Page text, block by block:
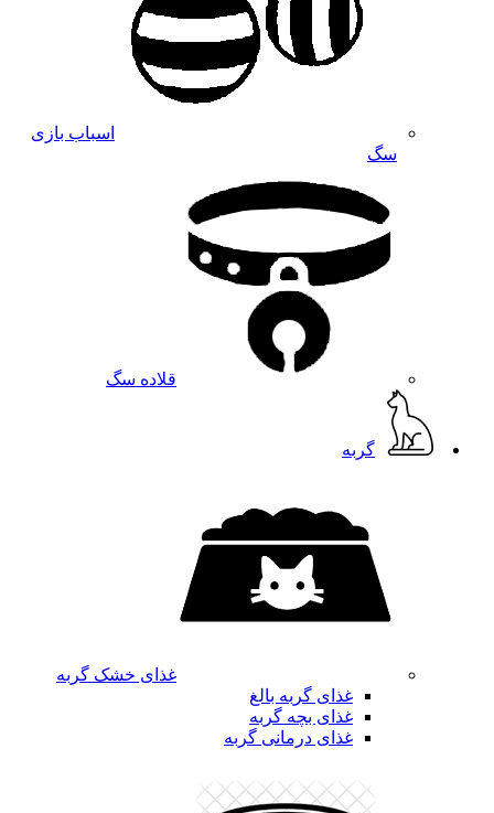
اسباب بازی
سگ
قلاده سگ
گربه
غذای خشک گربه
غذای گربه بالغ
غذای بچه گربه
غذای درمانی گربه